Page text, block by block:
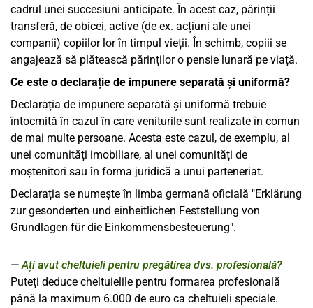
cadrul unei succesiuni anticipate. În acest caz, părinții
transferă, de obicei, active (de ex. acțiuni ale unei
companii) copiilor lor în timpul vieții. În schimb, copiii se
angajează să plătească părinților o pensie lunară pe viață.
Ce este o declarație de impunere separată și uniformă?
Declarația de impunere separată și uniformă trebuie
întocmită în cazul în care veniturile sunt realizate în comun
de mai multe persoane. Acesta este cazul, de exemplu, al
unei comunități imobiliare, al unei comunități de
moștenitori sau în forma juridică a unui parteneriat.
Declarația se numește în limba germană oficială "Erklärung
zur gesonderten und einheitlichen Feststellung von
Grundlagen für die Einkommensbesteuerung".
Ați avut cheltuieli pentru pregătirea dvs. profesională?
Puteți deduce cheltuielile pentru formarea profesională
până la maximum 6.000 de euro ca cheltuieli speciale.